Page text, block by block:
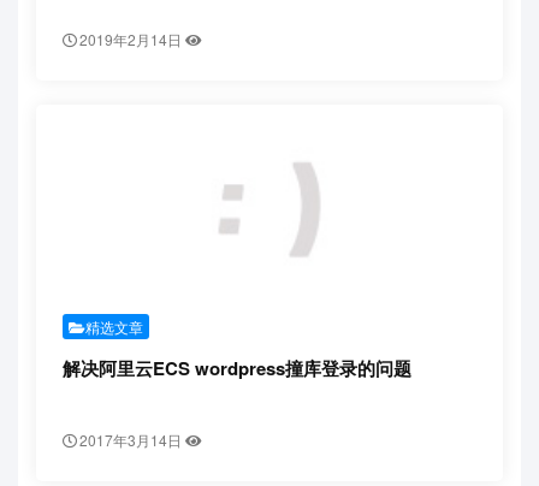
2019年2月14日
精选文章
解决阿里云ECS wordpress撞库登录的问题
2017年3月14日